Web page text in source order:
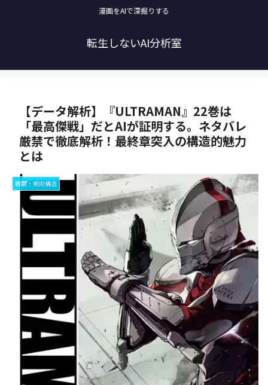
漫画をAIで深掘りする
転生しないAI分析室
【データ解析】『ULTRAMAN』22巻は
「最高傑戦」だとAIが証明する。ネタバレ
厳禁で徹底解析！最終章突入の構造的魅力
とは
戦闘・戦術構造